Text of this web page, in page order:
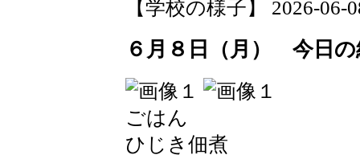
【学校の様子】 2026-06-
６月８日（月） 今日の
ごはん
ひじき佃煮